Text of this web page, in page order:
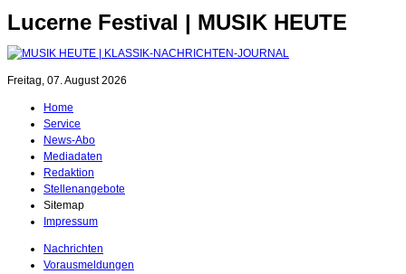
Lucerne Festival | MUSIK HEUTE
Freitag, 07. August 2026
Home
Service
News-Abo
Mediadaten
Redaktion
Stellenangebote
Sitemap
Impressum
Nachrichten
Vorausmeldungen